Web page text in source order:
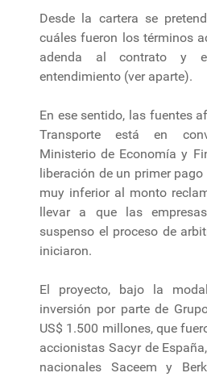
Desde la cartera se
cuáles fueron los términos
adenda al contrato y
entendimiento (ver aparte).
En ese sentido, las fuentes
Transporte está en
Ministerio de Economía y
liberación de un primer
muy inferior al monto
llevar a que las
suspenso el proceso de
iniciaron.
El proyecto, bajo la
inversión por parte de
US$ 1.500 millones, que
accionistas Sacyr de
nacionales Saceem y